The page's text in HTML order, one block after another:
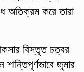
অতিক্রম করে তারা
বিস্তৃত চত্বর
শান্তিপূর্ণভাবে জুমার